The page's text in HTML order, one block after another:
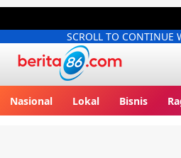
SCROLL TO CONTINUE
Nasional Lokal Bisnis